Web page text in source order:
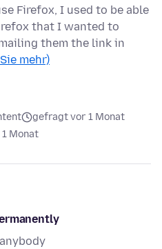
Firefox, I used to be able
that I wanted to
them the link in
mehr)
gefragt vor 1 Monat
Monat